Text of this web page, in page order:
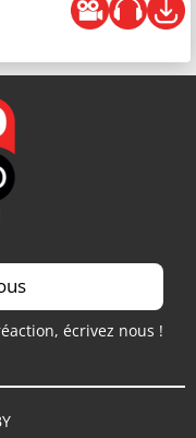
écrivez nous !